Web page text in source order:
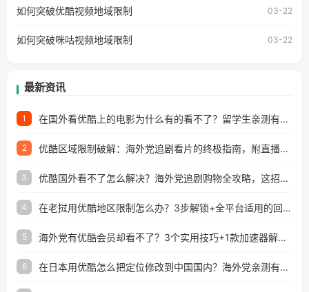
工作、留学、定居等，都可以使用，不再因地区和版权限制
所困扰。
如何突破优酷视频地域限制 03-22
如何突破咪咕视频地域限制 03-22
最新资讯
1 在国外看优酷上的电影为什么有的看不了？留学生亲测有效的回国加速方案
2 优酷区域限制破解：海外党追剧看片的终极指南，附直播欧冠+1905电影网解决方案
3 优酷国外看不了怎么解决？海外党追剧购物全攻略，这招亲测有效！
4 在老挝用优酷地区限制怎么办？3步解锁+全平台适用的回国加速器指南
5 海外党有优酷会员却看不了？3个实用技巧+1款加速器解决追剧&金融APP难题
6 在日本用优酷怎么把定位修改到中国国内？海外党亲测有效的回国加速指南